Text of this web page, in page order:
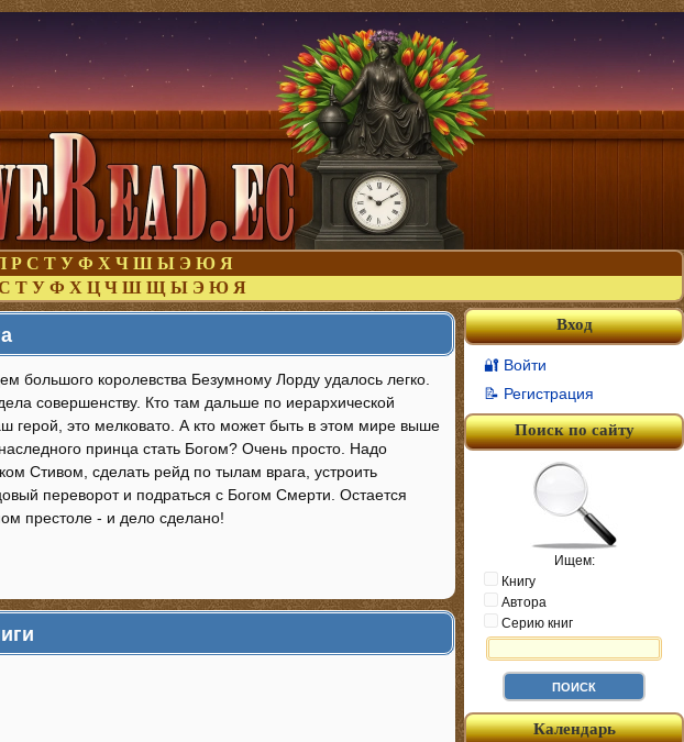
Р С Т У Ф Х Ч Ш Ы Э Ю Я
Т У Ф Х Ц Ч Ш Щ Ы Э Ю Я
большого королевства Безумному Лорду удалось легко.
совершенству. Кто там дальше по иерархической
герой, это мелковато. А кто может быть в этом мире выше
принца стать Богом? Очень просто. Надо
Стивом, сделать рейд по тылам врага, устроить
переворот и подраться с Богом Смерти. Остается
престоле - и дело сделано!
Вход
🔐 Войти
📝 Регистрация
Поиск по сайту
Ищем:
Книгу
Автора
Серию книг
Календарь